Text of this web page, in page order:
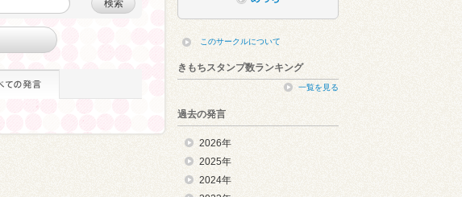
検索
このサークルについて
きもちスタンプ数ランキング
一覧を見る
過去の発言
2026年
2025年
2024年